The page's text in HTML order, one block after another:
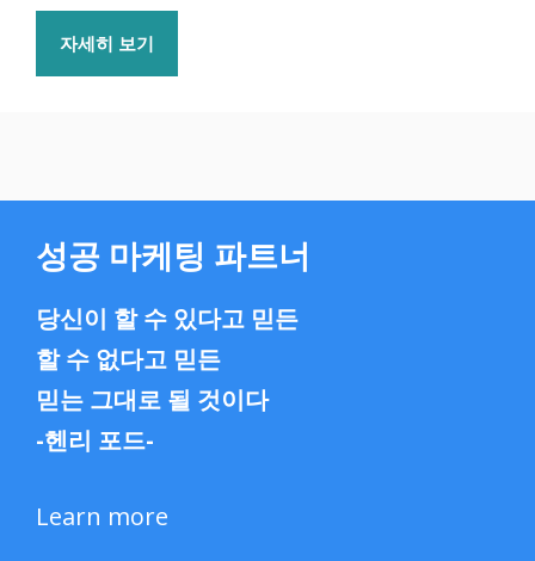
자세히 보기
성공 마케팅 파트너
당신이 할 수 있다고 믿든
할 수 없다고 믿든
믿는 그대로 될 것이다
-헨리 포드-
Learn more